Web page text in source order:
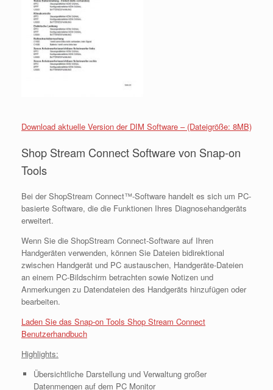
Download aktuelle Version der DIM Software – (Dateigröße: 8MB)
Shop Stream Connect Software von Snap-on
Tools
Bei der ShopStream Connect™-Software handelt es sich um PC-
basierte Software, die die Funktionen Ihres Diagnosehandgeräts
erweitert.
Wenn Sie die ShopStream Connect-Software auf Ihren
Handgeräten verwenden, können Sie Dateien bidirektional
zwischen Handgerät und PC austauschen, Handgeräte-Dateien
an einem PC-Bildschirm betrachten sowie Notizen und
Anmerkungen zu Datendateien des Handgeräts hinzufügen oder
bearbeiten.
Laden Sie das Snap-on Tools Shop Stream Connect
Benutzerhandbuch
Highlights:
Übersichtliche Darstellung und Verwaltung großer
Datenmengen auf dem PC Monitor